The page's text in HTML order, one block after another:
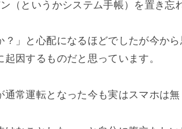
（というかシステム手帳）を置き忘
？」と心配になるほどでしたが今か
因するものだと思っています。
常運転となった今も実はスマホは無